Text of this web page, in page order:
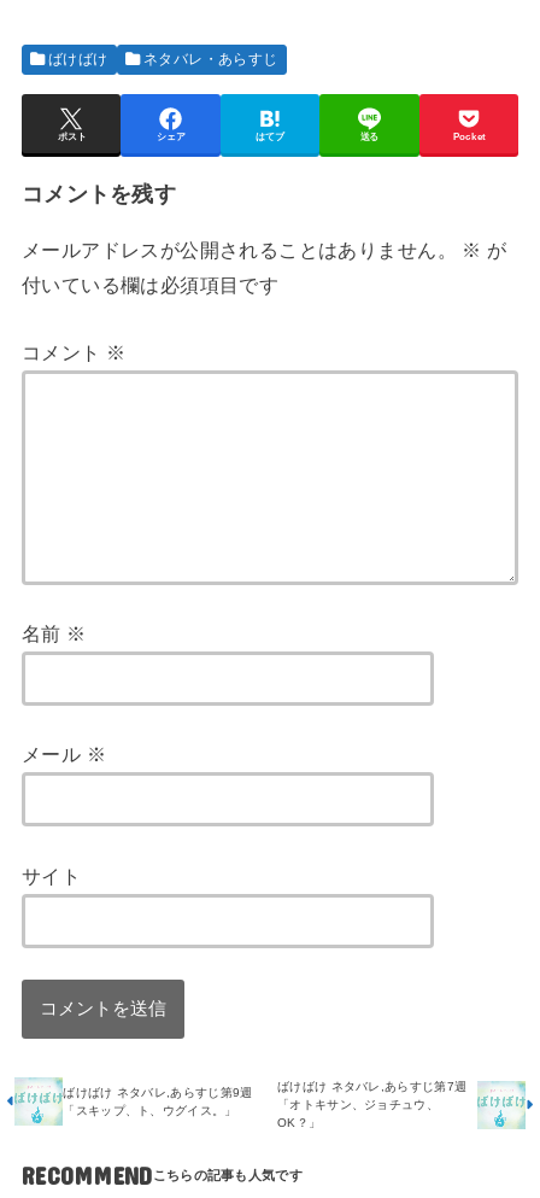
ばけばけ ネタバレ・あらすじ
ポスト シェア はてブ 送る Pocket
コメントを残す
メールアドレスが公開されることはありません。 ※ が
付いている欄は必須項目です
コメント ※
名前 ※
メール ※
サイト
ばけばけ ネタバレ,あらすじ第9週
「スキップ、ト、ウグイス。」
ばけばけ ネタバレ,あらすじ第7週
「オトキサン、ジョチュウ、
OK？」
RECOMMEND